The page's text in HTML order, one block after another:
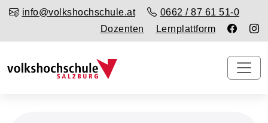
info@volkshochschule.at
0662 / 87 61 51-0
Dozenten
Lernplattform